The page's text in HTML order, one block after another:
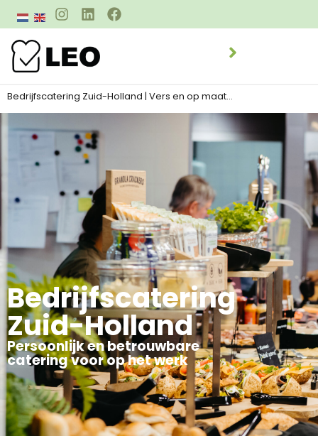
Bedrijfscatering Zuid-Holland | Vers en op maat…
Bedrijfscatering
Zuid-Holland
Persoonlijk en betrouwbare
catering voor op het werk